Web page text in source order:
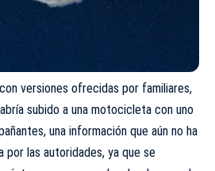
versiones ofrecidas por familiares,
subido a una motocicleta con uno
una información que aún no ha
por las autoridades, ya que se